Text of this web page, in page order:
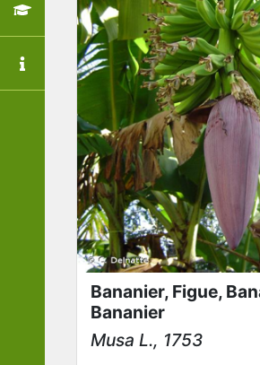
Bananier, Figue,
Bananier
Musa L., 1753